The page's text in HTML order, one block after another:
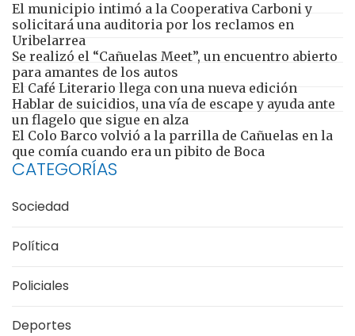
El municipio intimó a la Cooperativa Carboni y
solicitará una auditoria por los reclamos en
Uribelarrea
Se realizó el “Cañuelas Meet”, un encuentro abierto
para amantes de los autos
El Café Literario llega con una nueva edición
Hablar de suicidios, una vía de escape y ayuda ante
un flagelo que sigue en alza
El Colo Barco volvió a la parrilla de Cañuelas en la
que comía cuando era un pibito de Boca
CATEGORÍAS
Sociedad
Política
Policiales
Deportes